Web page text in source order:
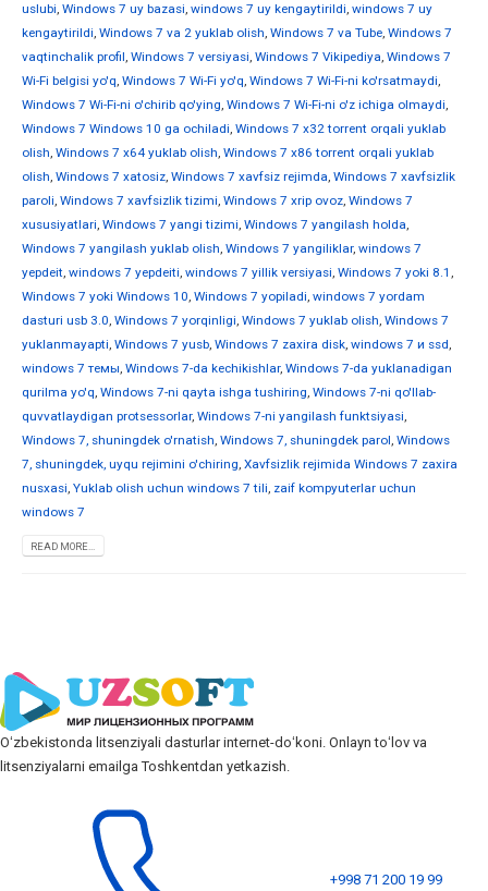
uslubi, Windows 7 uy bazasi, windows 7 uy kengaytirildi, windows 7 uy
kengaytirildi, Windows 7 va 2 yuklab olish, Windows 7 va Tube, Windows 7
vaqtinchalik profil, Windows 7 versiyasi, Windows 7 Vikipediya, Windows 7
Wi-Fi belgisi yo'q, Windows 7 Wi-Fi yo'q, Windows 7 Wi-Fi-ni ko'rsatmaydi,
Windows 7 Wi-Fi-ni o'chirib qo'ying, Windows 7 Wi-Fi-ni o'z ichiga olmaydi,
Windows 7 Windows 10 ga ochiladi, Windows 7 x32 torrent orqali yuklab
olish, Windows 7 x64 yuklab olish, Windows 7 x86 torrent orqali yuklab
olish, Windows 7 xatosiz, Windows 7 xavfsiz rejimda, Windows 7 xavfsizlik
paroli, Windows 7 xavfsizlik tizimi, Windows 7 xrip ovoz, Windows 7
xususiyatlari, Windows 7 yangi tizimi, Windows 7 yangilash holda,
Windows 7 yangilash yuklab olish, Windows 7 yangiliklar, windows 7
yepdeit, windows 7 yepdeiti, windows 7 yillik versiyasi, Windows 7 yoki 8.1 ,
Windows 7 yoki Windows 10, Windows 7 yopiladi, windows 7 yordam
dasturi usb 3.0, Windows 7 yorqinligi, Windows 7 yuklab olish, Windows 7
yuklanmayapti, Windows 7 yusb, Windows 7 zaxira disk, windows 7 и ssd,
windows 7 темы, Windows 7-da kechikishlar, Windows 7-da yuklanadigan
qurilma yo'q, Windows 7-ni qayta ishga tushiring, Windows 7-ni qo'llab-
quvvatlaydigan protsessorlar, Windows 7-ni yangilash funktsiyasi,
Windows 7, shuningdek o'rnatish, Windows 7, shuningdek parol, Windows
7, shuningdek, uyqu rejimini o'chiring, Xavfsizlik rejimida Windows 7 zaxira
nusxasi, Yuklab olish uchun windows 7 tili, zaif kompyuterlar uchun
windows 7
READ MORE...
Oʻzbekistonda litsenziyali dasturlar internet-doʻkoni. Onlayn toʻlov va
litsenziyalarni emailga Toshkentdan yetkazish.
+998 71 200 19 99